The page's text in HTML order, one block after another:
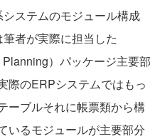
ステムのモジュール構成
者が実際に担当した
）パッケージ主要部
際のERPシステムではもっ
ーブルそれに帳票類から構
いるモジュールが主要部分